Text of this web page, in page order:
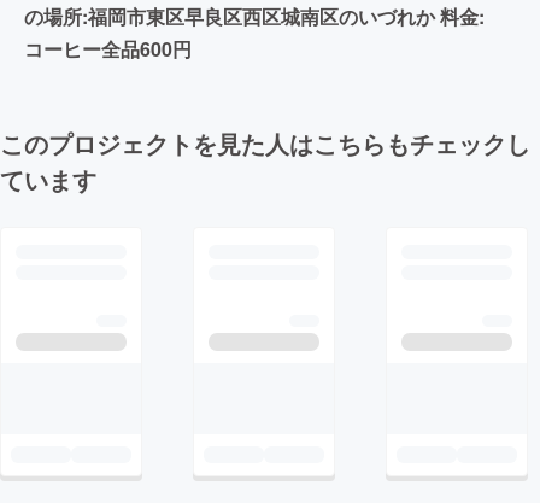
の場所:福岡市東区早良区西区城南区のいづれか 料金:
コーヒー全品600円
このプロジェクトを見た人はこちらもチェックし
ています